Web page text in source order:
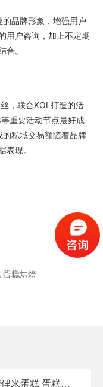
的品牌形象，增强用户
用户咨询，加上不定期
合。
，联合KOL打造的活
重要活动节点最好成
私域交易额随着品牌
表现。
蛋糕烘焙
有赞商家案例 17cm时柒俚米蛋糕 蛋糕烘焙